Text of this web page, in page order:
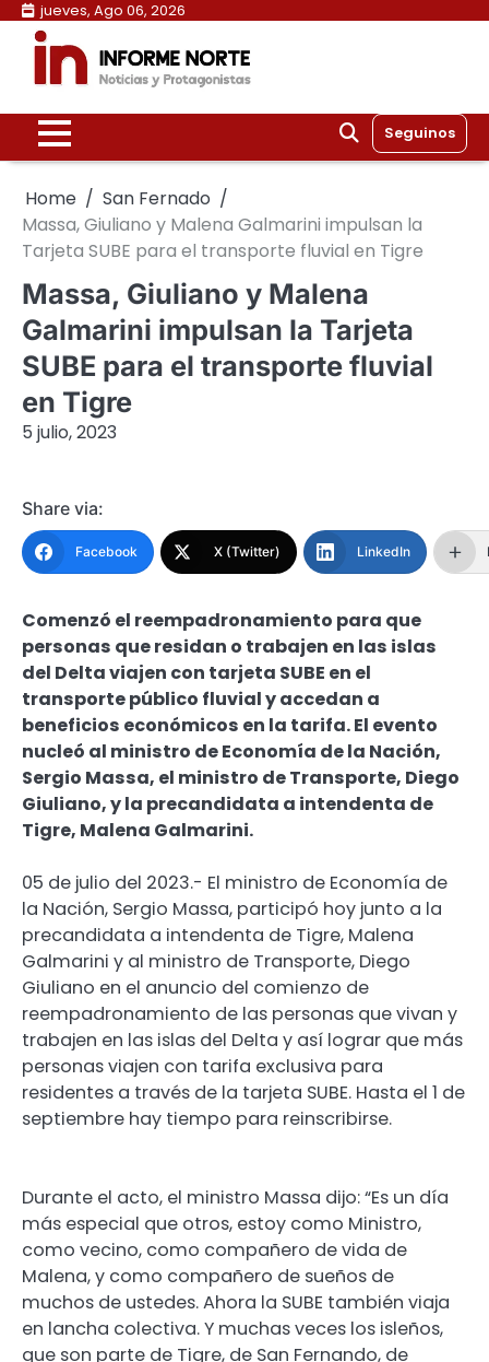
Skip
content
jueves, Ago 06, 2026
Seguinos
Home
San Fernado
Massa, Giuliano y Malena Galmarini impulsan la
Tarjeta SUBE para el transporte fluvial en Tigre
Massa, Giuliano y Malena
Galmarini impulsan la Tarjeta
SUBE para el transporte fluvial
en Tigre
5 julio, 2023
Share via:
Facebook X (Twitter) LinkedIn
Comenzó el reempadronamiento para que
personas que residan o trabajen en las islas
del Delta viajen con tarjeta SUBE en el
transporte público fluvial y accedan a
beneficios económicos en la tarifa. El evento
nucleó al ministro de Economía de la Nación,
Sergio Massa, el ministro de Transporte, Diego
Giuliano, y la precandidata a intendenta de
Tigre, Malena Galmarini.
05 de julio del 2023.- El ministro de Economía de
la Nación, Sergio Massa, participó hoy junto a la
precandidata a intendenta de Tigre, Malena
Galmarini y al ministro de Transporte, Diego
Giuliano en el anuncio del comienzo de
reempadronamiento de las personas que vivan y
trabajen en las islas del Delta y así lograr que más
personas viajen con tarifa exclusiva para
residentes a través de la tarjeta SUBE. Hasta el 1 de
septiembre hay tiempo para reinscribirse.
Durante el acto, el ministro Massa dijo: “Es un día
más especial que otros, estoy como Ministro,
como vecino, como compañero de vida de
Malena, y como compañero de sueños de
muchos de ustedes. Ahora la SUBE también viaja
en lancha colectiva. Y muchas veces los isleños,
que son parte de Tigre, de San Fernando, de